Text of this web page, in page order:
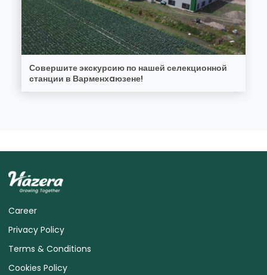
Совершите экскурсию по нашей селекционной
станции в Варменхaюзене!
Career
Privacy Policy
Terms & Conditions
Cookies Policy